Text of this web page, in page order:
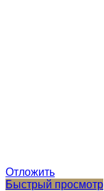
Отложить
Быстрый просмотр